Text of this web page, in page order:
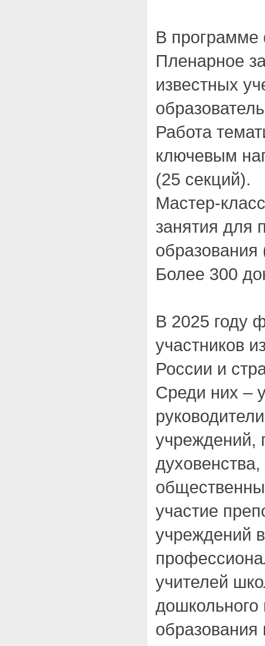
В
Пленарное
известных
Работа
ключевым
(25 секций).
Мастер-
занятия для
образования
Более 300
В 2025 году
участников
России и
Среди них –
учреждений,
участие
учреждений
учителей
дошкольного